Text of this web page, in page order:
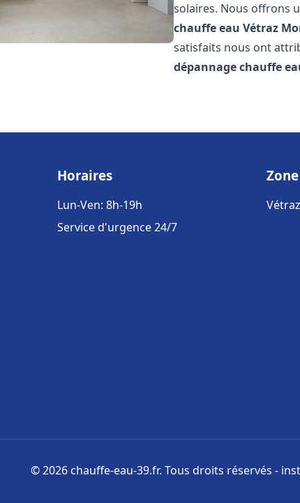
solaires. Nous offrons
chauffe eau Vétraz
satisfaits nous ont
dépannage chauffe
Horaires
Lun-Ven: 8h-19h
Service d'urgence 24/7
© 2026 chauffe-eau-39.fr. Tous droits réservés -